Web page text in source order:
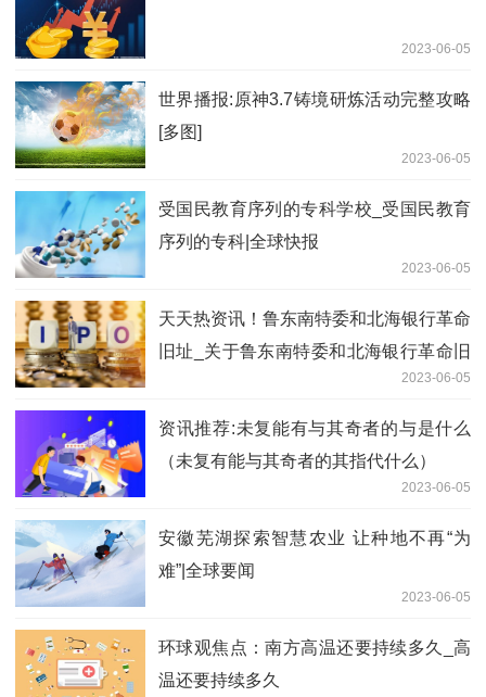
2023-06-05
世界播报:原神3.7铸境研炼活动完整攻略
[多图]
2023-06-05
受国民教育序列的专科学校_受国民教育
序列的专科|全球快报
2023-06-05
天天热资讯！鲁东南特委和北海银行革命
旧址_关于鲁东南特委和北海银行革命旧
2023-06-05
资讯推荐:未复能有与其奇者的与是什么
（未复有能与其奇者的其指代什么）
2023-06-05
安徽芜湖探索智慧农业 让种地不再“为
难”|全球要闻
2023-06-05
环球观焦点：南方高温还要持续多久_高
温还要持续多久